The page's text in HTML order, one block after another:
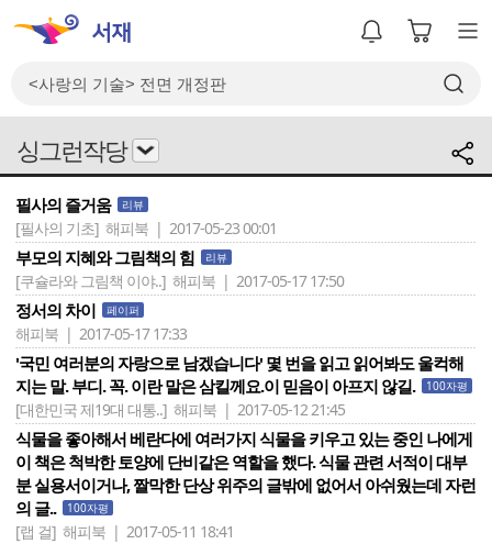
싱그런작당
필사의 즐거움 리뷰
[필사의 기초] 해피북 | 2017-05-23 00:01
부모의 지혜와 그림책의 힘 리뷰
[쿠슐라와 그림책 이야..] 해피북 | 2017-05-17 17:50
정서의 차이 페이퍼
해피북 | 2017-05-17 17:33
'국민 여러분의 자랑으로 남겠습니다' 몇 번을 읽고 읽어봐도 울컥해
지는 말. 부디. 꼭. 이란 말은 삼킬께요.이 믿음이 아프지 않길.
100자평
[대한민국 제19대 대통..] 해피북 | 2017-05-12 21:45
식물을 좋아해서 베란다에 여러가지 식물을 키우고 있는 중인 나에게
이 책은 척박한 토양에 단비같은 역할을 했다. 식물 관련 서적이 대부
분 실용서이거나, 짤막한 단상 위주의 글밖에 없어서 아쉬웠는데 자런
의 글..
100자평
[랩 걸] 해피북 | 2017-05-11 18:41